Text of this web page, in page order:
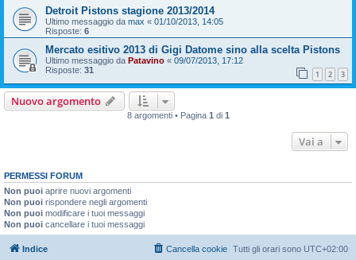
Detroit Pistons stagione 2013/2014
Ultimo messaggio da max « 01/10/2013, 14:05
Risposte: 6
Mercato esitivo 2013 di Gigi Datome sino alla scelta Pistons
Ultimo messaggio da Patavino « 09/07/2013, 17:12
Risposte: 31 1 2 3
Nuovo argomento
8 argomenti • Pagina 1 di 1
Vai a
PERMESSI FORUM
Non puoi aprire nuovi argomenti
Non puoi rispondere negli argomenti
Non puoi modificare i tuoi messaggi
Non puoi cancellare i tuoi messaggi
Indice Tutti gli orari sono UTC+02:00
Cancella cookie